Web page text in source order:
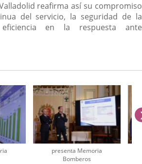
reafirma así su compromiso
del servicio, la seguridad de la
en la respuesta ante
presenta Memoria
Bomberos